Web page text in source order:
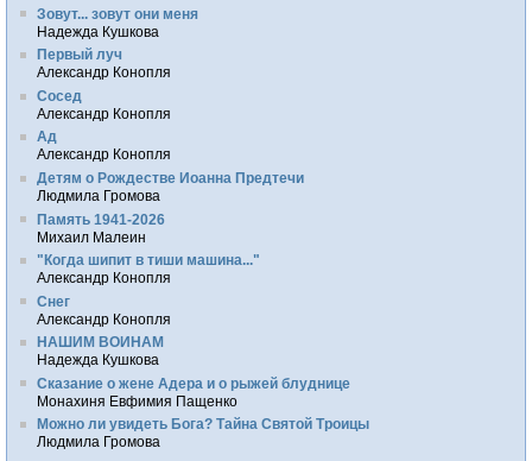
Зовут... зовут они меня
Надежда Кушкова
Первый луч
Александр Конопля
Сосед
Александр Конопля
Ад
Александр Конопля
Детям о Рождестве Иоанна Предтечи
Людмила Громова
Память 1941-2026
Михаил Малеин
"Когда шипит в тиши машина..."
Александр Конопля
Снег
Александр Конопля
НАШИМ ВОИНАМ
Надежда Кушкова
Сказание о жене Адера и о рыжей блуднице
Монахиня Евфимия Пащенко
Можно ли увидеть Бога? Тайна Святой Троицы
Людмила Громова